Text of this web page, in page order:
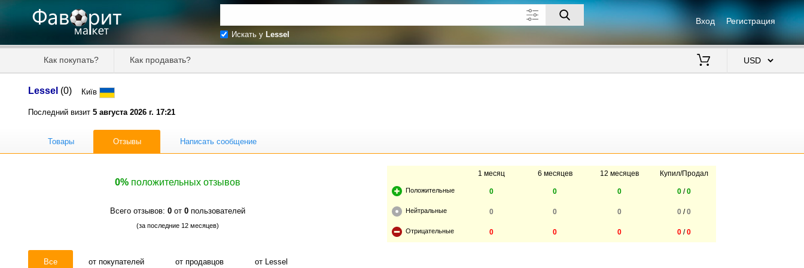
Вход Регистрация
Искать у Lessel
Как покупать? Как продавать?
Lessel (0) Київ
Последний визит 5 августа 2026 г. 17:21
Товары Отзывы Написать сообщение
0% положительных отзывов
Всего отзывов: 0 от 0 пользователей
(за последние 12 месяцев)
1 месяц 6 месяцев 12 месяцев Купил/Продал
Положительные 0 0 0 0/0
Нейтральные 0 0 0 0/0
Отрицательные 0 0 0 0/0
Все от покупателей от продавцов от Lessel